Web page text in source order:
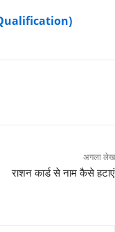
(Qualification)
अगला लेख
राशन कार्ड से नाम कैसे हटाएं